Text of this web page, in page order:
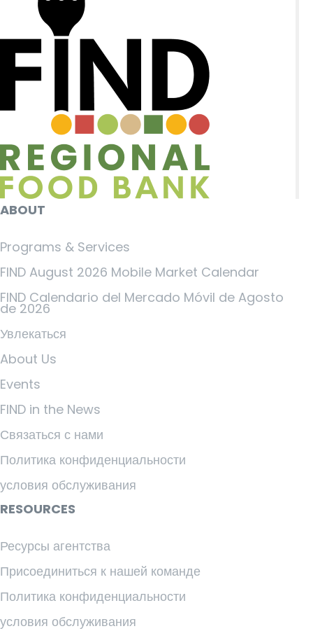
ABOUT
Programs & Services
FIND August 2026 Mobile Market Calendar
FIND Calendario del Mercado Móvil de Agosto
de 2026
Увлекаться
About Us
Events
FIND in the News
Связаться с нами
Политика конфиденциальности
условия обслуживания
RESOURCES
Ресурсы агентства
Присоединиться к нашей команде
Политика конфиденциальности
условия обслуживания